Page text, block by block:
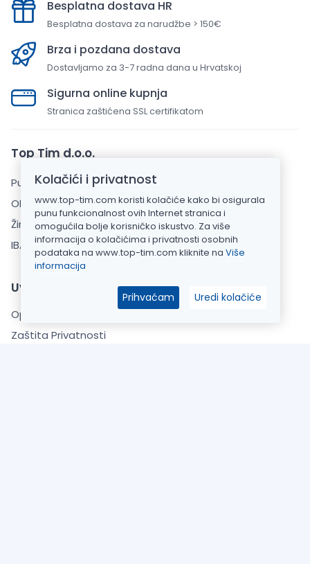
Besplatna dostava HR
Besplatna dostava za narudžbe > 150€
Brza i pozdana dostava
Dostavljamo za 3-7 radna dana u Hrvatskoj
Sigurna online kupnja
Stranica zaštićena SSL certifikatom
Top Tim d.o.o.
Put Gvozdenova 283, 22000 Šibenik
OIB: 20925110769
Žiro račun: HPB banka d.d.
IBAN: HR7023900011101520911
Uvjeti kupnje
Opći uvjeti poslovanja
Zaštita Privatnosti
Kolačići i privatnost
www.top-tim.com koristi kolačiće kako bi osigurala
punu funkcionalnost ovih Internet stranica i
omogućila bolje korisničko iskustvo. Za više
informacija o kolačićima i privatnosti osobnih
podataka na www.top-tim.com kliknite na Više
informacija
Prihvaćam Uredi kolačiće